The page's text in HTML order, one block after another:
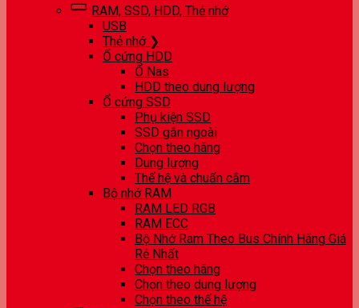
RAM, SSD, HDD, Thẻ nhớ
USB
Thẻ nhớ ❯
Ổ cứng HDD
Ổ Nas
HDD theo dung lượng
Ổ cứng SSD
Phụ kiện SSD
SSD gắn ngoài
Chọn theo hãng
Dung lượng
Thế hệ và chuẩn cắm
Bộ nhớ RAM
RAM LED RGB
RAM ECC
Bộ Nhớ Ram Theo Bus Chính Hãng Giá
Rẻ Nhất
Chọn theo hãng
Chọn theo dung lượng
Chọn theo thế hệ